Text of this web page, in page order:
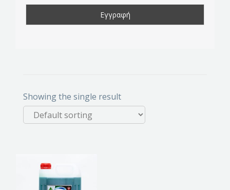
Showing the single result